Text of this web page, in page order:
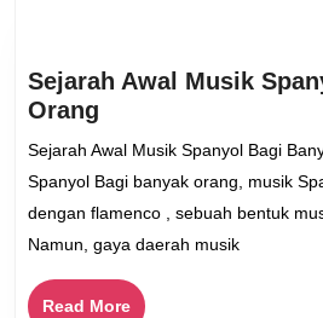
Sejarah Awal Musik
Orang
Awal
Spanyol
Bagi
Banyak
Orang
Sejarah Awal Musik Spanyol Bagi
Spanyol Bagi banyak orang, musik
dengan flamenco , sebuah bentuk
Namun, gaya daerah musik
Read MoreRead